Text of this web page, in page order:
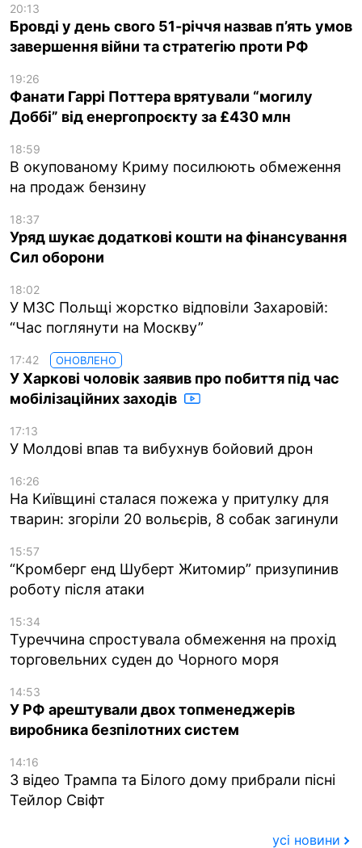
20:13
Бровді у день свого 51-річчя назвав п’ять умов
завершення війни та стратегію проти РФ
19:26
Фанати Гаррі Поттера врятували “могилу
Доббі” від енергопроєкту за £430 млн
18:59
В окупованому Криму посилюють обмеження
на продаж бензину
18:37
Уряд шукає додаткові кошти на фінансування
Сил оборони
18:02
У МЗС Польщі жорстко відповіли Захаровій:
“Час поглянути на Москву”
17:42 ОНОВЛЕНО
У Харкові чоловік заявив про побиття під час
мобілізаційних заходів
17:13
У Молдові впав та вибухнув бойовий дрон
16:26
На Київщині сталася пожежа у притулку для
тварин: згоріли 20 вольєрів, 8 собак загинули
15:57
“Кромберг енд Шуберт Житомир” призупинив
роботу після атаки
15:34
Туреччина спростувала обмеження на прохід
торговельних суден до Чорного моря
14:53
У РФ арештували двох топменеджерів
виробника безпілотних систем
14:16
З відео Трампа та Білого дому прибрали пісні
Тейлор Свіфт
усі новини